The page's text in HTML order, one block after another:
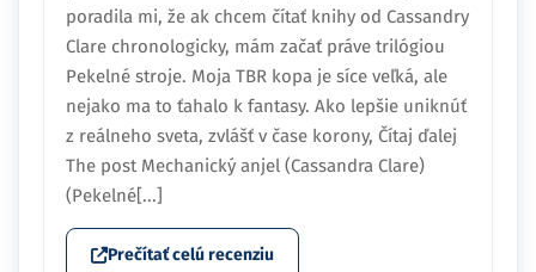
poradila mi, že ak chcem čítať knihy od Cassandry
Clare chronologicky, mám začať práve trilógiou
Pekelné stroje. Moja TBR kopa je síce veľká, ale
nejako ma to ťahalo k fantasy. Ako lepšie uniknúť
z reálneho sveta, zvlášť v čase korony, Čítaj ďalej
The post Mechanický anjel (Cassandra Clare)
(Pekelné[...]
Prečítať celú recenziu